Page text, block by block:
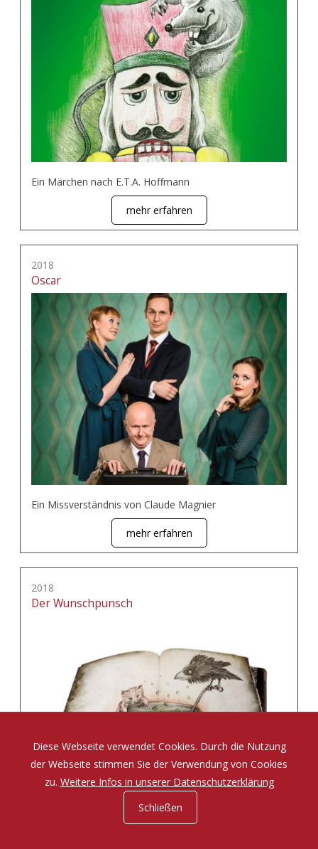
Ein Märchen nach E.T.A. Hoffmann
mehr erfahren
2018
Oscar
Ein Missverständnis von Claude Magnier
mehr erfahren
2018
Der Wunschpunsch
Eine Zauberposse von Michael Ende
Diese Webseite verwendet Cookies. Durch die Nutzung
der Webseite stimmen Sie der Verwendung von Cookies
zu. Weitere Infos in unserer Datenschutzerklärung
Schließen